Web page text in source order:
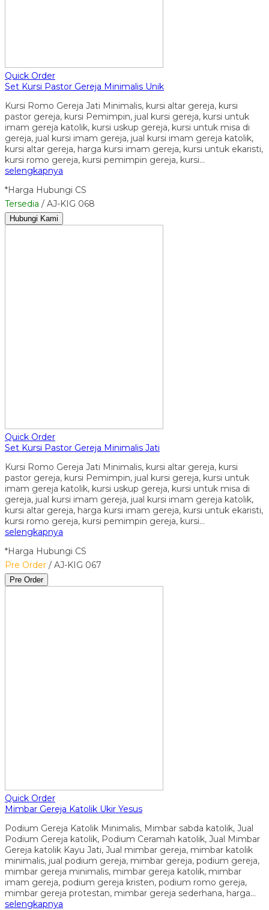
Quick Order
Set Kursi Pastor Gereja Minimalis Unik
Kursi Romo Gereja Jati Minimalis, kursi altar gereja, kursi
pastor gereja, kursi Pemimpin, jual kursi gereja, kursi untuk
imam gereja katolik, kursi uskup gereja, kursi untuk misa di
gereja, jual kursi imam gereja, jual kursi imam gereja katolik,
kursi altar gereja, harga kursi imam gereja, kursi untuk ekaristi,
kursi romo gereja, kursi pemimpin gereja, kursi…
selengkapnya
*Harga Hubungi CS
Tersedia / AJ-KIG 068
Hubungi Kami
Quick Order
Set Kursi Pastor Gereja Minimalis Jati
Kursi Romo Gereja Jati Minimalis, kursi altar gereja, kursi
pastor gereja, kursi Pemimpin, jual kursi gereja, kursi untuk
imam gereja katolik, kursi uskup gereja, kursi untuk misa di
gereja, jual kursi imam gereja, jual kursi imam gereja katolik,
kursi altar gereja, harga kursi imam gereja, kursi untuk ekaristi,
kursi romo gereja, kursi pemimpin gereja, kursi…
selengkapnya
*Harga Hubungi CS
Pre Order / AJ-KIG 067
Pre Order
Quick Order
Mimbar Gereja Katolik Ukir Yesus
Podium Gereja Katolik Minimalis, Mimbar sabda katolik, Jual
Podium Gereja katolik, Podium Ceramah katolik, Jual Mimbar
Gereja katolik Kayu Jati, Jual mimbar gereja, mimbar katolik
minimalis, jual podium gereja, mimbar gereja, podium gereja,
mimbar gereja minimalis, mimbar gereja katolik, mimbar
imam gereja, podium gereja kristen, podium romo gereja,
mimbar gereja protestan, mimbar gereja sederhana, harga…
selengkapnya